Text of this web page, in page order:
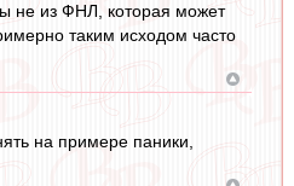
не из ФНЛ, которая может
таким исходом часто
на примере паники,